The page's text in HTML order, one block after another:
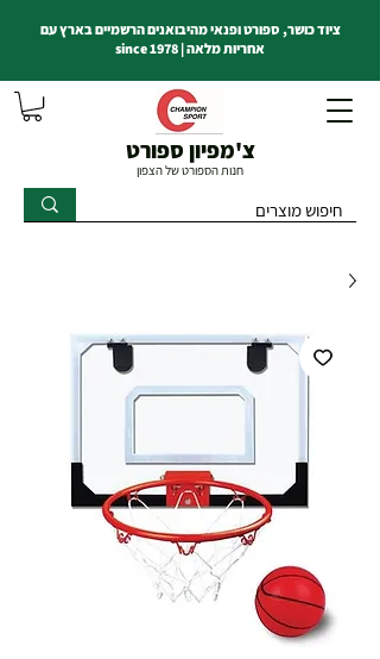
צ'מפיון ספורט
חנות הספורט של הצפון
ציוד כושר, ספורט ופנאי מהיבואנים הרשמיים בארץ עם
אחריות מלאה | since 1978